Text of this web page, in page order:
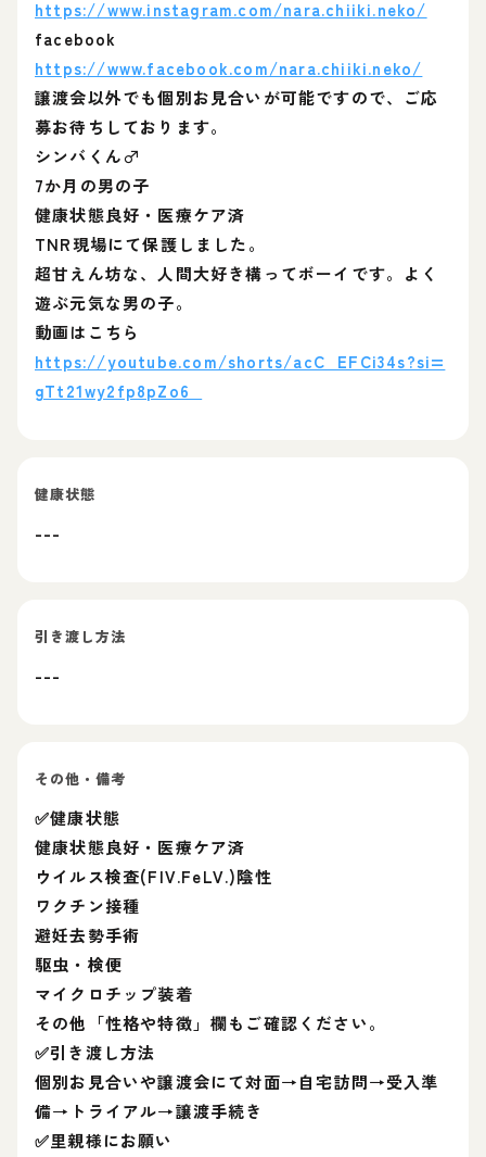
https://www.instagram.com/nara.chiiki.neko/
facebook
https://www.facebook.com/nara.chiiki.neko/
譲渡会以外でも個別お見合いが可能ですので、ご応
募お待ちしております。
シンバくん♂
7か月の男の子
健康状態良好・医療ケア済
TNR現場にて保護しました。
超甘えん坊な、人間大好き構ってボーイです。よく
遊ぶ元気な男の子。
動画はこちら
https://youtube.com/shorts/acC_EFCi34s?si=
gTt21wy2fp8pZo6_
健康状態
---
引き渡し方法
---
その他・備考
✅健康状態
健康状態良好・医療ケア済
ウイルス検査(FIV.FeLV.)陰性
ワクチン接種
避妊去勢手術
駆虫・検便
マイクロチップ装着
その他「性格や特徴」欄もご確認ください。
✅引き渡し方法
個別お見合いや譲渡会にて対面→自宅訪問→受入準
備→トライアル→譲渡手続き
✅里親様にお願い